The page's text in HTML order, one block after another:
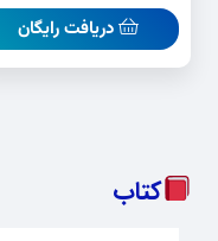
دریافت رایگان
کتاب